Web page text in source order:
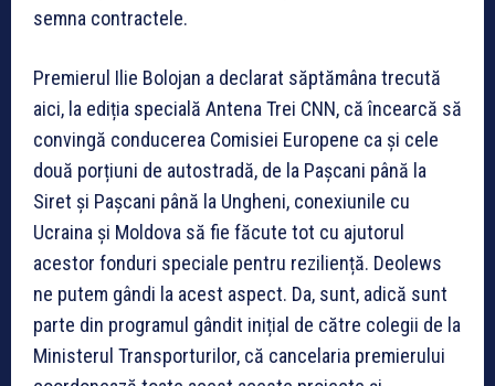
semna contractele.
Premierul Ilie Bolojan a declarat săptămâna trecută
aici, la ediția specială Antena Trei CNN, că încearcă să
convingă conducerea Comisiei Europene ca și cele
două porțiuni de autostradă, de la Pașcani până la
Siret și Pașcani până la Ungheni, conexiunile cu
Ucraina și Moldova să fie făcute tot cu ajutorul
acestor fonduri speciale pentru reziliență. Deolews
ne putem gândi la acest aspect. Da, sunt, adică sunt
parte din programul gândit inițial de către colegii de la
Ministerul Transporturilor, că cancelaria premierului